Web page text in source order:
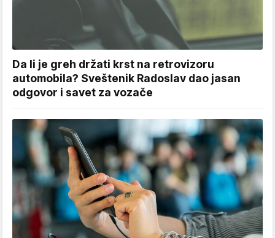
Da li je greh držati krst na retrovizoru
automobila? Sveštenik Radoslav dao jasan
odgovor i savet za vozače